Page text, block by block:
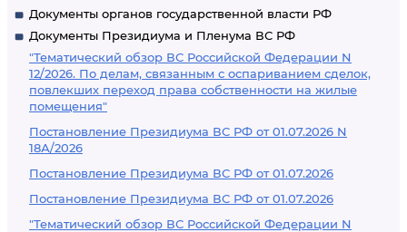
Документы органов государственной власти РФ
Документы Президиума и Пленума ВС РФ
"Тематический обзор ВС Российской Федерации N
12/2026. По делам, связанным с оспариванием сделок,
повлекших переход права собственности на жилые
помещения"
Постановление Президиума ВС РФ от 01.07.2026 N
18А/2026
Постановление Президиума ВС РФ от 01.07.2026
Постановление Президиума ВС РФ от 01.07.2026
"Тематический обзор ВС Российской Федерации N